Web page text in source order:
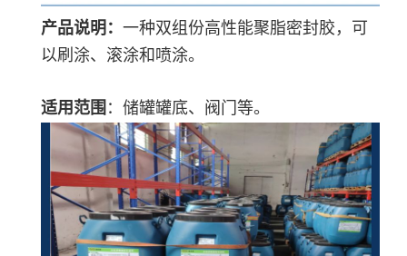
产品说明： 一种双组份高性能聚脂密封胶，可
以刷涂、滚涂和喷涂。
适用范围 ：储罐罐底、阀门等。